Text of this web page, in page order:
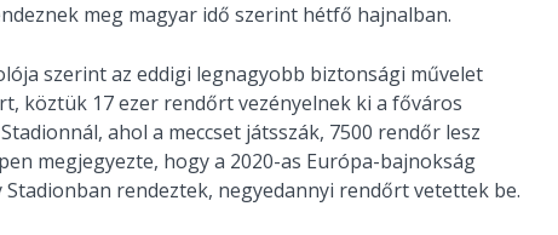
meg magyar idő szerint hétfő hajnalban.
szerint az eddigi legnagyobb biztonsági művelet
köztük 17 ezer rendőrt vezényelnek ki a főváros
ahol a meccset játsszák, 7500 rendőr lesz
megjegyezte, hogy a 2020-as Európa-bajnokság
rendeztek, negyedannyi rendőrt vetettek be.